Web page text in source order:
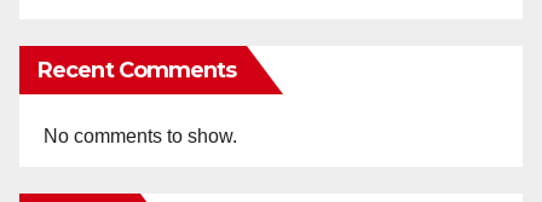
Recent Comments
No comments to show.